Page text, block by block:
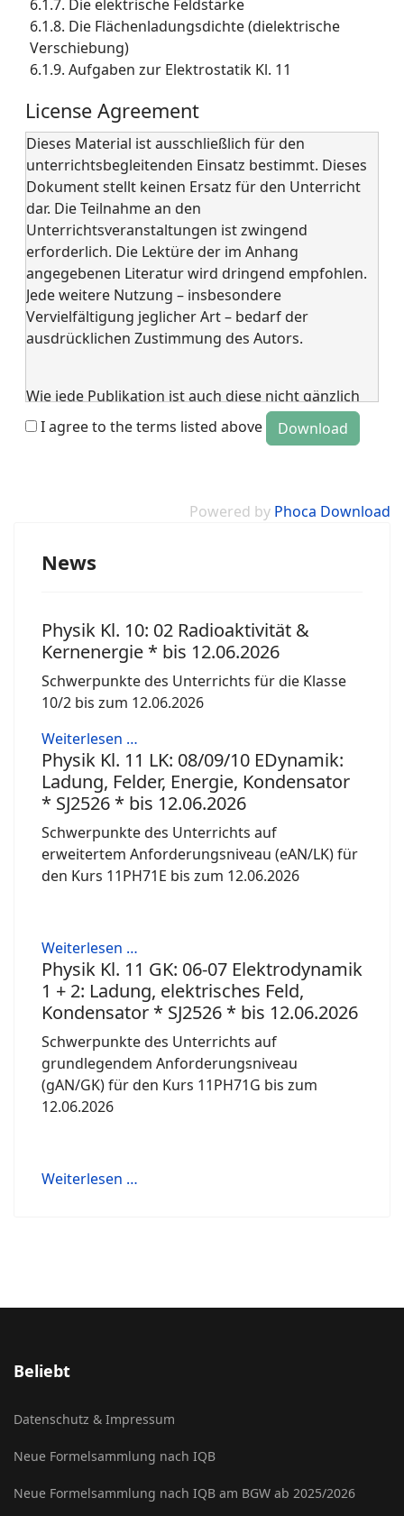
6.1.7. Die elektrische Feldstärke
6.1.8. Die Flächenladungsdichte (dielektrische
Verschiebung)
6.1.9. Aufgaben zur Elektrostatik Kl. 11
License Agreement
Dieses Material ist ausschließlich für den
unterrichtsbegleitenden Einsatz bestimmt. Dieses
Dokument stellt keinen Ersatz für den Unterricht
dar. Die Teilnahme an den
Unterrichtsveranstaltungen ist zwingend
erforderlich. Die Lektüre der im Anhang
angegebenen Literatur wird dringend empfohlen.
Jede weitere Nutzung – insbesondere
Vervielfältigung jeglicher Art – bedarf der
ausdrücklichen Zustimmung des Autors.
Wie jede Publikation ist auch diese nicht gänzlich
frei von Fehlern. Die Benutzung
erfolgt auf eigene Gefahr und ohne Gewähr für die
I agree to the terms listed above
Powered by Phoca Download
News
Physik Kl. 10: 02 Radioaktivität &
Kernenergie * bis 12.06.2026
Schwerpunkte des Unterrichts für die Klasse
10/2 bis zum 12.06.2026
Weiterlesen …
Physik Kl. 11 LK: 08/09/10 EDynamik:
Ladung, Felder, Energie, Kondensator
* SJ2526 * bis 12.06.2026
Schwerpunkte des Unterrichts auf
erweitertem Anforderungsniveau (eAN/LK) für
den Kurs 11PH71E bis zum 12.06.2026
Weiterlesen …
Physik Kl. 11 GK: 06-07 Elektrodynamik
1 + 2: Ladung, elektrisches Feld,
Kondensator * SJ2526 * bis 12.06.2026
Schwerpunkte des Unterrichts auf
grundlegendem Anforderungsniveau
(gAN/GK) für den Kurs 11PH71G bis zum
12.06.2026
Weiterlesen …
Beliebt
Datenschutz & Impressum
Neue Formelsammlung nach IQB
Neue Formelsammlung nach IQB am BGW ab 2025/2026